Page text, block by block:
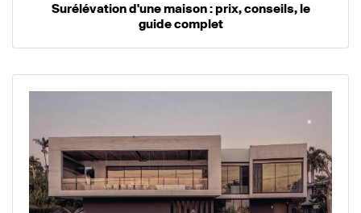
Surélévation d'une maison : prix, conseils, le
guide complet